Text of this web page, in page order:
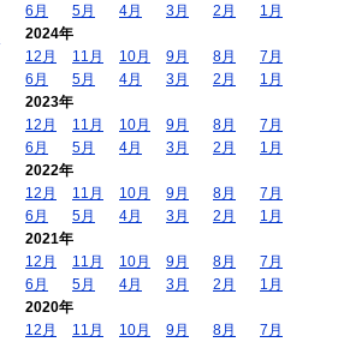
6月
5月 4月 3月 2月
1月
2024年
12月
11月 10月 9月 8月
7月
6月
5月 4月 3月 2月
1月
2023年
12月
11月 10月 9月 8月
7月
6月
5月 4月 3月 2月
1月
2022年
12月
11月 10月 9月 8月
7月
6月
5月 4月 3月 2月
1月
2021年
12月
11月 10月 9月 8月
7月
6月
5月 4月 3月 2月
1月
2020年
12月
11月 10月 9月 8月
7月